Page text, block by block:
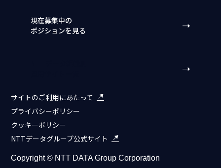
現在募集中の
ポジションを見る
サイトのご利用にあたって
プライバシーポリシー
クッキーポリシー
NTTデータグループ公式サイト
Copyright © NTT DATA Group Corporation